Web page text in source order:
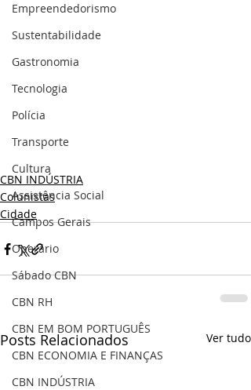
Empreendedorismo
Sustentabilidade
Gastronomia
Tecnologia
Polícia
Transporte
Cultura
Assistência Social
Campos Gerais
Operário
Sábado CBN
CBN RH
CBN EM BOM PORTUGUÊS
CBN ECONOMIA E FINANÇAS
CBN INDÚSTRIA
CBN INDÚSTRIA
Colunistas
Cidade
Posts Relacionados Ver tudo